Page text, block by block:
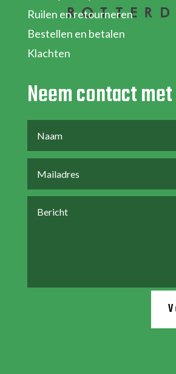
Ruilen en retourneren
Bestellen en betalen
Klachten
Neem contact